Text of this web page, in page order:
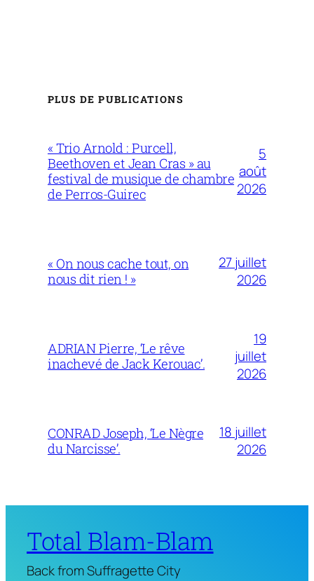
PLUS DE PUBLICATIONS
« Trio Arnold : Purcell,
Beethoven et Jean Cras » au
festival de musique de chambre
de Perros-Guirec
5
août
2026
« On nous cache tout, on
nous dit rien ! »
27 juillet
2026
ADRIAN Pierre, ‘Le rêve
inachevé de Jack Kerouac’.
19
juillet
2026
CONRAD Joseph, ‘Le Nègre
du Narcisse’.
18 juillet
2026
Total Blam-Blam
Back from Suffragette City